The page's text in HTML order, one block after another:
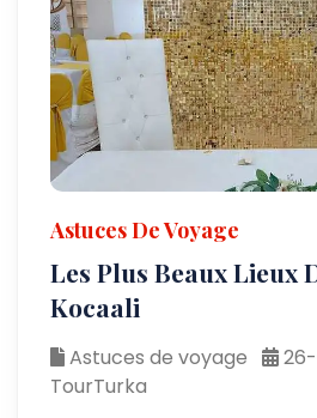
Astuces De Voyage
Les Plus Beaux Lieux
Kocaali
Astuces de voyage
26-
TourTurka